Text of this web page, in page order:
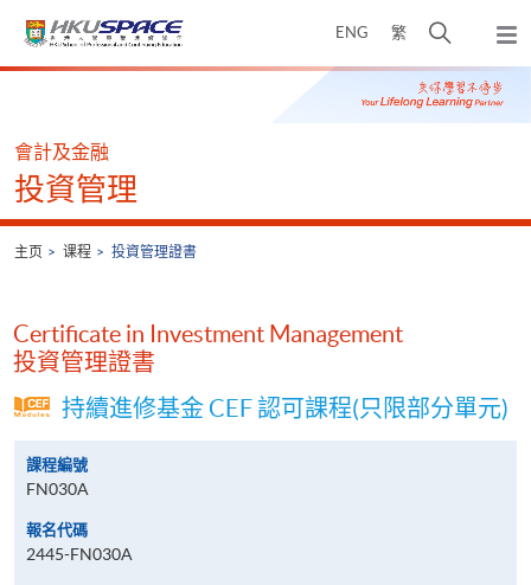
ENG 繁
开
搜
寻
弹
出
主
Main
會計及金融
投資管理
主页 课程 投資管理證書
Certificate in Investment Management
投資管理證書
持續進修基金 CEF 認可課程(只限部分單元)
課程編號
FN030A
報名代碼
2445-FN030A